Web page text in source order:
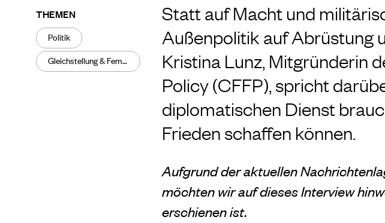
THEMEN
Politik
Gleichstellung & Feminismus
Statt auf Macht und
Außenpolitik auf Abrüstung
Kristina Lunz, Mitgründerin
Policy (CFFP), spricht
diplomatischen Dienst
Frieden schaffen können.
Aufgrund der aktuellen
möchten wir auf dieses Interview
erschienen ist.